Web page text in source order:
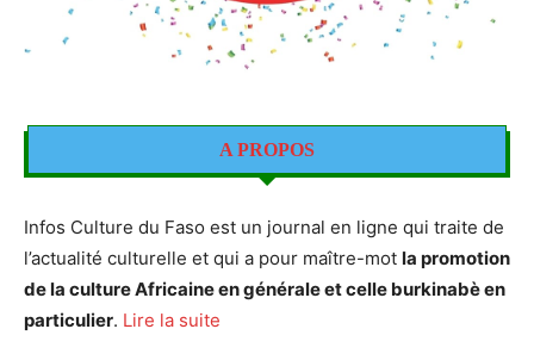
A PROPOS
Infos Culture du Faso est un journal en ligne qui traite de
l’actualité culturelle et qui a pour maître-mot la promotion
de la culture Africaine en générale et celle burkinabè en
particulier. Lire la suite